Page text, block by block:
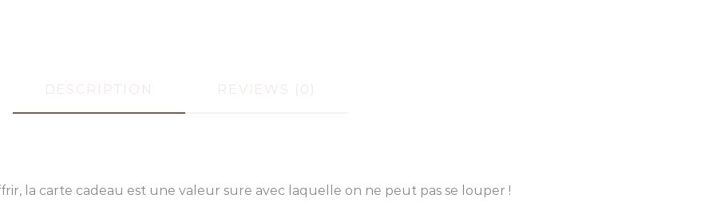
DESCRIPTION REVIEWS (0)
la carte cadeau est une valeur sure avec laquelle on ne peut pas se louper !